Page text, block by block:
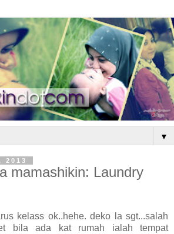
▼
2013
mamashikin: Laundry
kelass ok..hehe. deko la sgt...salah
bila ada kat rumah ialah tempat